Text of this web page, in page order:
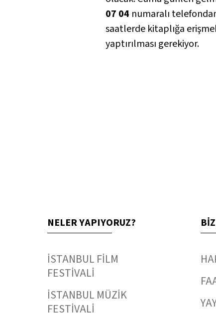
07 04 numaralı
saatlerde kitaplığa
yaptırılması gerekiyor.
NELER YAPIYORUZ?
İSTANBUL FİLM
FESTİVALİ
İSTANBUL MÜZİK
FESTİVALİ